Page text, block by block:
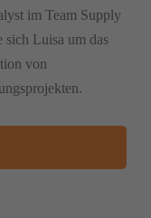
im Team Supply
sich Luisa um das
von